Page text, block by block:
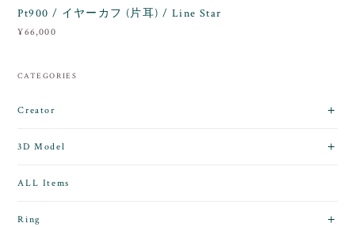
Pt900 / イヤーカフ (片耳) / Line Star
¥66,000
CATEGORIES
Creator
3D Model
ALL Items
Ring